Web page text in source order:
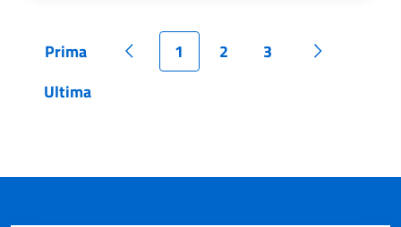
Pagina
Prima Pagina precedente
Pagina
1 Pagina
2 Pagina
3
Pagina
Pagina
Ultima